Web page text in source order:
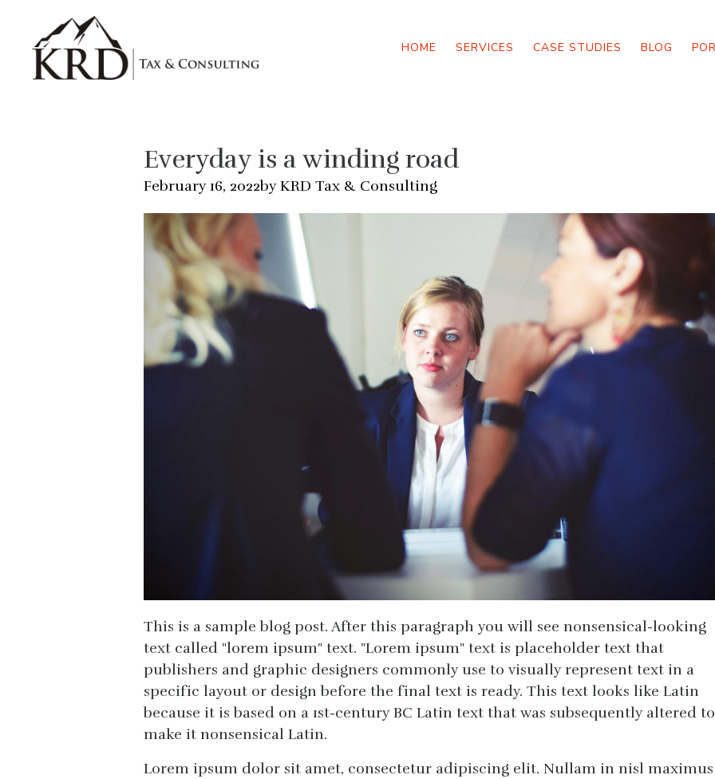
Skip to main content
HOME SERVICES CASE STUDIES BLOG
Everyday is a winding road
February 16, 2022by KRD Tax & Consulting
This is a sample blog post. After this paragraph you will see nonsensical-looking
text called "lorem ipsum" text. "Lorem ipsum" text is placeholder text that
publishers and graphic designers commonly use to visually represent text in a
specific layout or design before the final text is ready. This text looks like Latin
because it is based on a 1st-century BC Latin text that was subsequently altered to
make it nonsensical Latin.
Lorem ipsum dolor sit amet, consectetur adipiscing elit. Nullam in nisl maximus